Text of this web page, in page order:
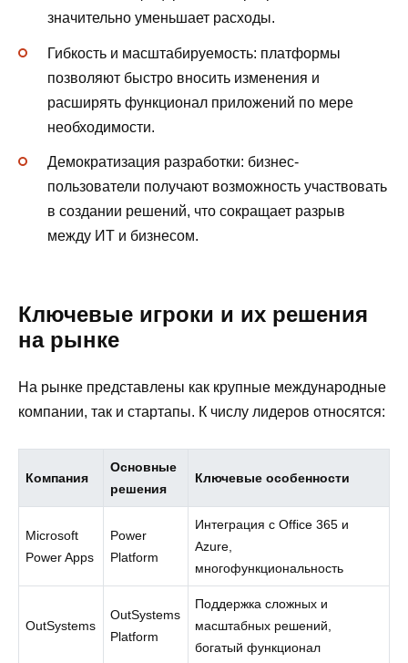
значительно уменьшает расходы.
Гибкость и масштабируемость: платформы
позволяют быстро вносить изменения и
расширять функционал приложений по мере
необходимости.
Демократизация разработки: бизнес-
пользователи получают возможность участвовать
в создании решений, что сокращает разрыв
между ИТ и бизнесом.
Ключевые игроки и их решения
на рынке
На рынке представлены как крупные международные
компании, так и стартапы. К числу лидеров относятся:
Компания
Основные
решения
Ключевые особенности
Microsoft
Power Apps
Power
Platform
Интеграция с Office 365 и
Azure,
многофункциональность
OutSystems
OutSystems
Platform
Поддержка сложных и
масштабных решений,
богатый функционал